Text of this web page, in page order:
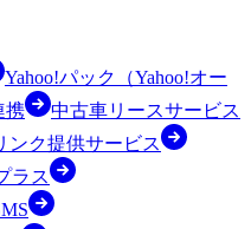
Yahoo!パック（Yahoo!オー
携
中古車リースサービス
ンク提供サービス
ラス